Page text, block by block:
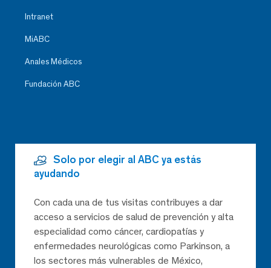
Intranet
MiABC
Anales Médicos
Fundación ABC
Solo por elegir al ABC ya estás
ayudando
Con cada una de tus visitas contribuyes a dar
acceso a servicios de salud de prevención y alta
especialidad como cáncer, cardiopatías y
enfermedades neurológicas como Parkinson, a
los sectores más vulnerables de México,